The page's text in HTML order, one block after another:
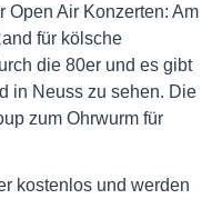
Open Air Konzerten: Am
für kölsche
die 80er und es gibt
in Neuss zu sehen. Die
zum Ohrwurm für
kostenlos und werden